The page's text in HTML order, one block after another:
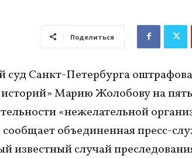
Поделиться
Санкт-Петербурга
Марию Жолобову на
«нежелательной
объединенная пресс-
известный случай